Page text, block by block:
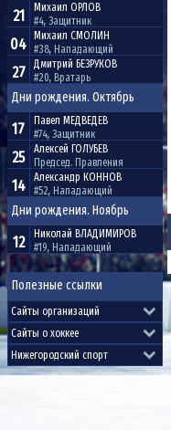
21 Михаил ОРЛОВ
#4, Защитник
04 Михаил СМОЛИН
#38, Нападающий
27 Дмитрий БЕЗРУКОВ
#20, Вратарь
Дни рождения. Октябрь
17 Павел МЕДВЕДЕВ
#74, Защитник
25 Алексей ГОЛУБЕВ
Председ. Правления
14 Александр КОННОВ
#52, Нападающий
Дни рождения. Ноябрь
12 Николай ВЛАДИМИРОВ
#19, Нападающий
Полезные ссылки